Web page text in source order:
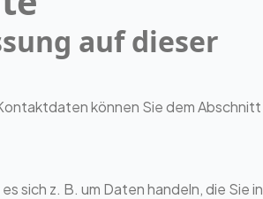
auf dieser
können Sie dem Abschnitt
sich z. B. um Daten handeln, die Sie in